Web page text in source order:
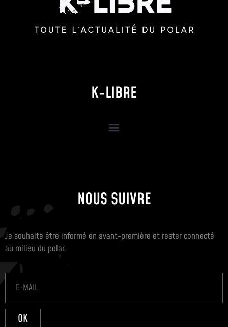
K-LIBRE
NOUS SUIVRE
Je souhaite être informé en avant-première et rester connecté
au milieu du polar.
OK